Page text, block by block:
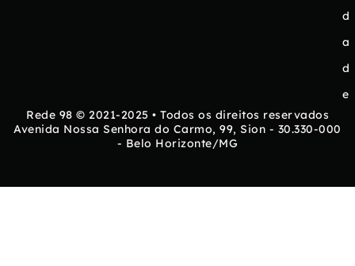
d
a
d
e
Rede 98 © 2021-2025 • Todos os direitos reservados
Avenida Nossa Senhora do Carmo, 99, Sion - 30.330-000
- Belo Horizonte/MG